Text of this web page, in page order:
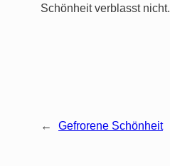
Schönheit verblasst nicht.
← Gefrorene Schönheit